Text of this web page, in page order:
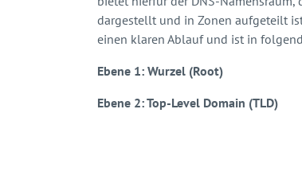
dargestellt und in Zonen aufgeteilt
einen klaren Ablauf und ist in
Ebene 1: Wurzel (Root)
Ebene 2: Top-Level Domain (TLD)